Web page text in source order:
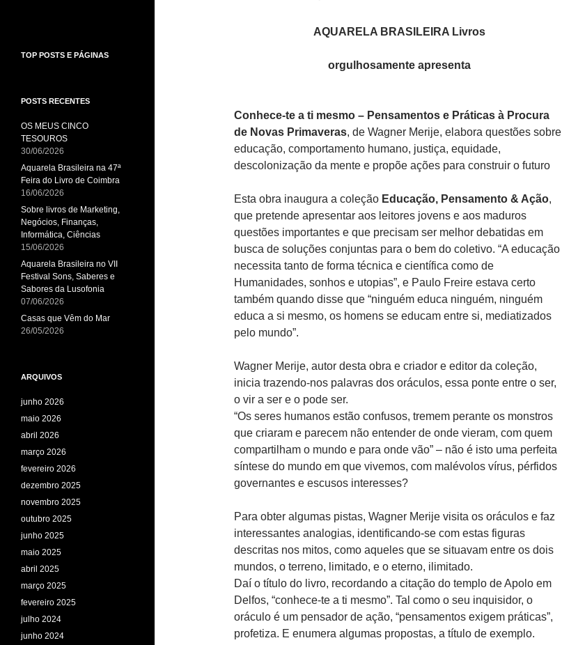
AQUARELA BRASILEIRA Livros
orgulhosamente apresenta
Conhece-te a ti mesmo – Pensamentos e Práticas à Procura
de Novas Primaveras, de Wagner Merije, elabora questões sobre
educação, comportamento humano, justiça, equidade,
descolonização da mente e propõe ações para construir o futuro
Esta obra inaugura a coleção Educação, Pensamento & Ação,
que pretende apresentar aos leitores jovens e aos maduros
questões importantes e que precisam ser melhor debatidas em
busca de soluções conjuntas para o bem do coletivo. “A educação
necessita tanto de forma técnica e científica como de
Humanidades, sonhos e utopias”, e Paulo Freire estava certo
também quando disse que “ninguém educa ninguém, ninguém
educa a si mesmo, os homens se educam entre si, mediatizados
pelo mundo”.
Wagner Merije, autor desta obra e criador e editor da coleção,
inicia trazendo-nos palavras dos oráculos, essa ponte entre o ser,
o vir a ser e o pode ser.
“Os seres humanos estão confusos, tremem perante os monstros
que criaram e parecem não entender de onde vieram, com quem
compartilham o mundo e para onde vão” – não é isto uma perfeita
síntese do mundo em que vivemos, com malévolos vírus, pérfidos
governantes e escusos interesses?
Para obter algumas pistas, Wagner Merije visita os oráculos e faz
interessantes analogias, identificando-se com estas figuras
descritas nos mitos, como aqueles que se situavam entre os dois
mundos, o terreno, limitado, e o eterno, ilimitado.
Daí o título do livro, recordando a citação do templo de Apolo em
Delfos, “conhece-te a ti mesmo”. Tal como o seu inquisidor, o
oráculo é um pensador de ação, “pensamentos exigem práticas”,
profetiza. E enumera algumas propostas, a título de exemplo.
TOP POSTS E PÁGINAS
POSTS RECENTES
OS MEUS CINCO
TESOUROS
30/06/2026
Aquarela Brasileira na 47ª
Feira do Livro de Coimbra
16/06/2026
Sobre livros de Marketing,
Negócios, Finanças,
Informática, Ciências
15/06/2026
Aquarela Brasileira no VII
Festival Sons, Saberes e
Sabores da Lusofonia
07/06/2026
Casas que Vêm do Mar
26/05/2026
ARQUIVOS
junho 2026
maio 2026
abril 2026
março 2026
fevereiro 2026
dezembro 2025
novembro 2025
outubro 2025
junho 2025
maio 2025
abril 2025
março 2025
fevereiro 2025
julho 2024
junho 2024